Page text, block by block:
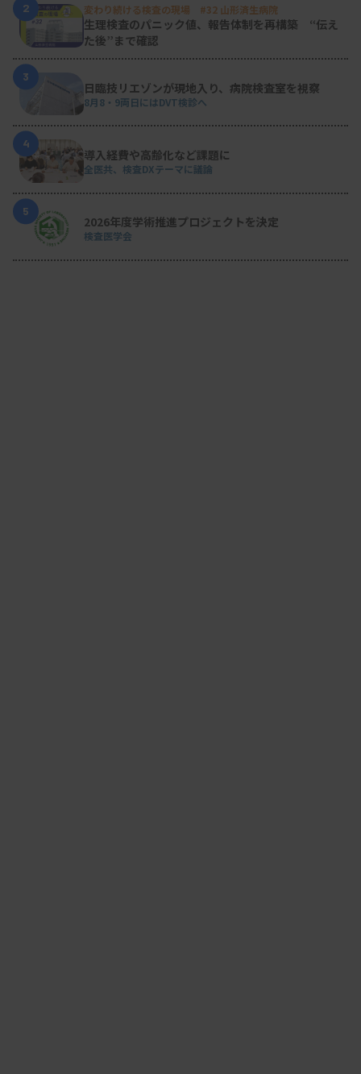
2 変わり続ける検査の現場 #32 山形済生病院
生理検査のパニック値、報告体制を再構築 “伝え
た後”まで確認
3
日臨技リエゾンが現地入り、病院検査室を視察
8月8・9両日にはDVT検診へ
4
導入経費や高齢化など課題に
全医共、検査DXテーマに議論
5
2026年度学術推進プロジェクトを決定
検査医学会